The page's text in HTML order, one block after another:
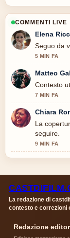
COMMENTI LIVE
Elena
Seguo da
5 MIN FA
Matteo
Contesto
7 MIN FA
Chiara
La
seguire.
9 MIN FA
La redazione di
contesto e correzioni
Redazione